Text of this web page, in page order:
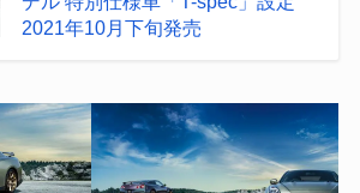
2021年10月下旬発売